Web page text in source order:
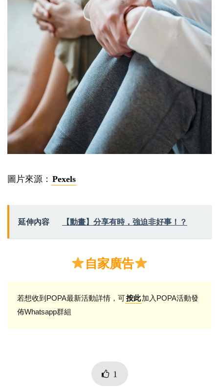
圖片來源： Pexels
延伸內容 【動畫】分享有時，強迫非好事！？
自家廣告
若想收到POPA最新活動詳情，可按此加入POPA活動發
佈Whatsapp群組
1